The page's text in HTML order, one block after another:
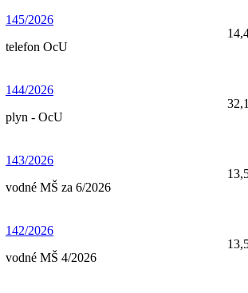
145/2026
telefon OcU
144/2026
plyn - OcU
143/2026
vodné MŠ za 6/2026
142/2026
vodné MŠ 4/2026